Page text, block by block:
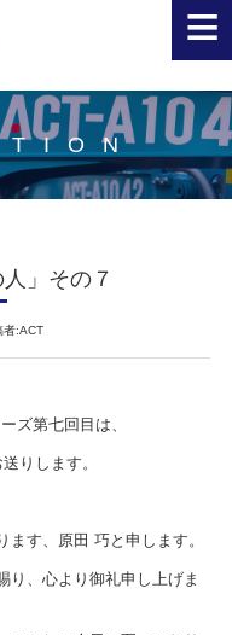
」その７
:ACT
ズ第七回目は、
りします。
す、原田 巧と申します。
り、心より御礼申し上げま
≡